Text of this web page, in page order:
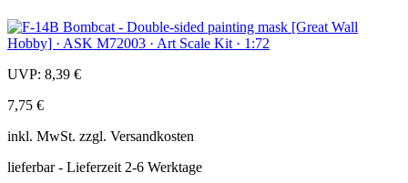
UVP: 8,39 €
7,75 €
inkl. MwSt. zzgl. Versandkosten
lieferbar - Lieferzeit 2-6 Werktage